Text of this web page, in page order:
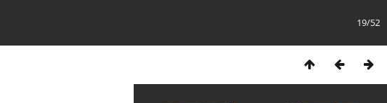
19/52